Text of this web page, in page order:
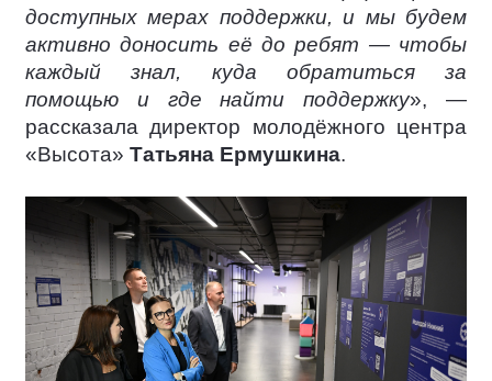
доступных мерах поддержки, и мы будем
активно доносить её до ребят — чтобы
каждый знал, куда обратиться за
помощью и где найти поддержку», —
рассказала директор молодёжного центра
«Высота» Татьяна Ермушкина.